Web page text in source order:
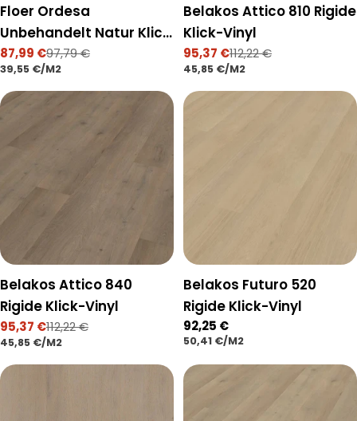
Floer Ordesa
Unbehandelt Natur Klick
Vinyl FLR-3727
Verkaufspreis
87,99 €
Regulärer
Preis
97,79 €
STÜCKPREIS
39,55 €/PRO
M2
Belakos Attico 810 Rigide
Klick-Vinyl
Verkaufspreis
95,37 €
Regulärer
Preis
112,22 €
STÜCKPREIS
45,85 €/PRO
M2
Belakos Attico 840
Rigide Klick-Vinyl
Verkaufspreis
95,37 €
Regulärer
Preis
112,22 €
STÜCKPREIS
45,85 €/PRO
M2
Belakos Futuro 520
Rigide Klick-Vinyl
Regulärer
Preis
92,25 €
STÜCKPREIS
50,41 €/PRO
M2